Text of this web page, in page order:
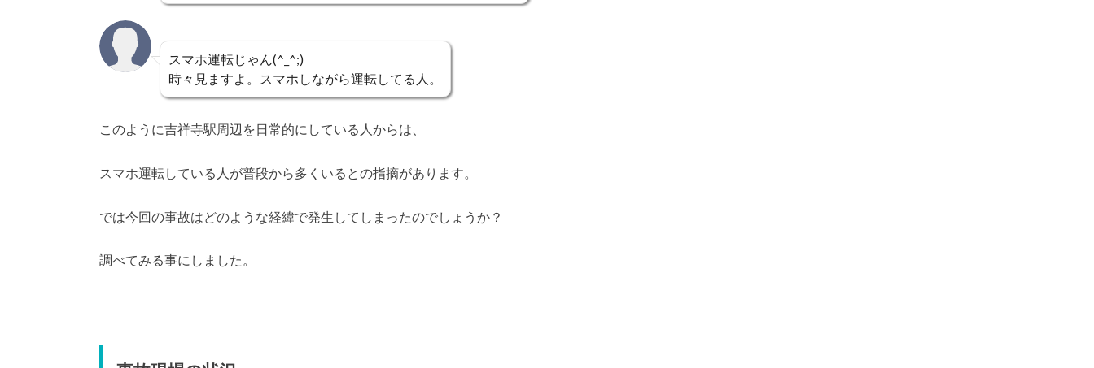
スマホ運転じゃん(^_^;)
時々見ますよ。スマホしながら運転してる人。
このように吉祥寺駅周辺を日常的にしている人からは、
スマホ運転している人が普段から多くいるとの指摘があります。
では今回の事故はどのような経緯で発生してしまったのでしょうか？
調べてみる事にしました。